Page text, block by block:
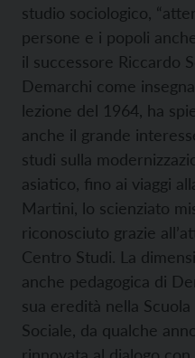
studio sociologico,
persone e i popoli
il successore Riccardo
Demarchi come
lezione del 1964, ha
anche il grande
studi sulla
asiatico, fino ai viaggi
Martini, lo scienziato
riconosciuto grazie
Centro Studi. La
anche pedagogica di
sua eredità nella
Sociale, da qualche